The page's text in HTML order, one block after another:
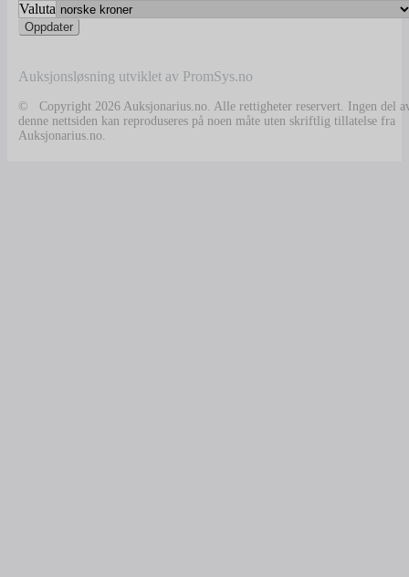
Valuta
Auksjonsløsning utviklet av PromSys.no
© Copyright 2026 Auksjonarius.no. Alle rettigheter reservert. Ingen del
denne nettsiden kan reproduseres på noen måte uten skriftlig tillatelse fra
Auksjonarius.no.